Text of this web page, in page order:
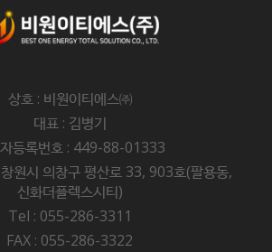
상호 : 비원이티에스㈜
대표 : 김병기
등록번호 : 449-88-01333
원시 의창구 평산로 33, 903호(팔용동,
신화더플렉스시티)
Tel : 055-286-3311
FAX : 055-286-3322